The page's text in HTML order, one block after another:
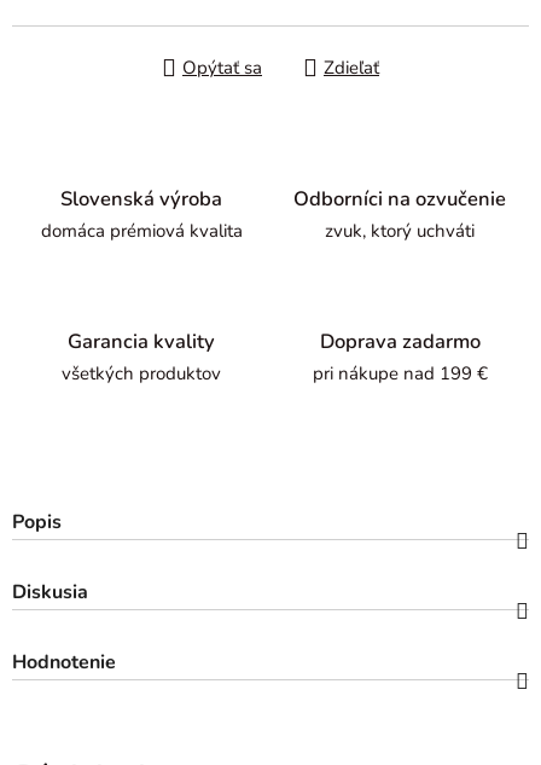
Opýtať sa Zdieľať
Slovenská výroba
domáca prémiová kvalita
Odborníci na ozvučenie
zvuk, ktorý uchváti
Garancia kvality
všetkých produktov
Doprava zadarmo
pri nákupe nad 199 €
Popis
Diskusia
Hodnotenie